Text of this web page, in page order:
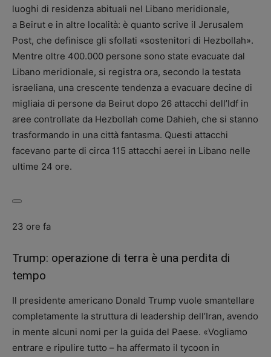
luoghi di residenza abituali nel Libano meridionale,
a Beirut e in altre località: è quanto scrive il Jerusalem
Post, che definisce gli sfollati «sostenitori di Hezbollah».
Mentre oltre 400.000 persone sono state evacuate dal
Libano meridionale, si registra ora, secondo la testata
israeliana, una crescente tendenza a evacuare decine di
migliaia di persone da Beirut dopo 26 attacchi dell’Idf in
aree controllate da Hezbollah come Dahieh, che si stanno
trasformando in una città fantasma. Questi attacchi
facevano parte di circa 115 attacchi aerei in Libano nelle
ultime 24 ore.
23 ore fa
Trump: operazione di terra è una perdita di
tempo
Il presidente americano Donald Trump vuole smantellare
completamente la struttura di leadership dell’Iran, avendo
in mente alcuni nomi per la guida del Paese. «Vogliamo
entrare e ripulire tutto – ha affermato il tycoon in